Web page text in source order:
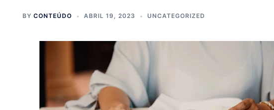
BY CONTEÚDO ABRIL 19, 2023 UNCATEGORIZED